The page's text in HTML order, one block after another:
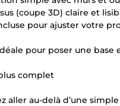
(coupe 3D) claire et
pour ajuster votre
pour poser une base
complet
aller au-delà d’une